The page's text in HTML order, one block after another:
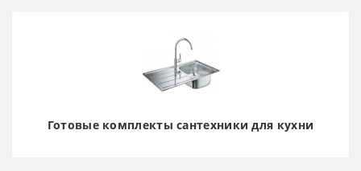
Готовые комплекты сантехники для кухни